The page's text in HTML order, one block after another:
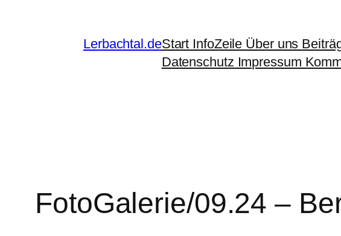
Lerbachtal.deStart InfoZeile Über uns
Datenschutz Impressum
FotoGalerie/09.24 –